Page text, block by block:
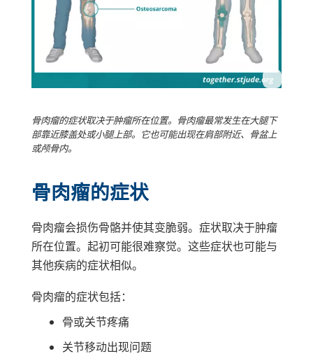
骨肉瘤的症状取决于肿瘤所在位置。骨肉瘤最常发生在大腿下
部靠近膝盖处或小腿上部。它也可能出现在肩部附近、骨盆上
或颅骨内。
骨肉瘤的症状
骨肉瘤会损伤骨骼并使其变脆弱。症状取决于肿瘤
所在位置。起初可能很难察觉。这些症状也可能与
其他疾病的症状相似。
骨肉瘤的症状包括：
骨或关节疼痛
关节移动出现问题